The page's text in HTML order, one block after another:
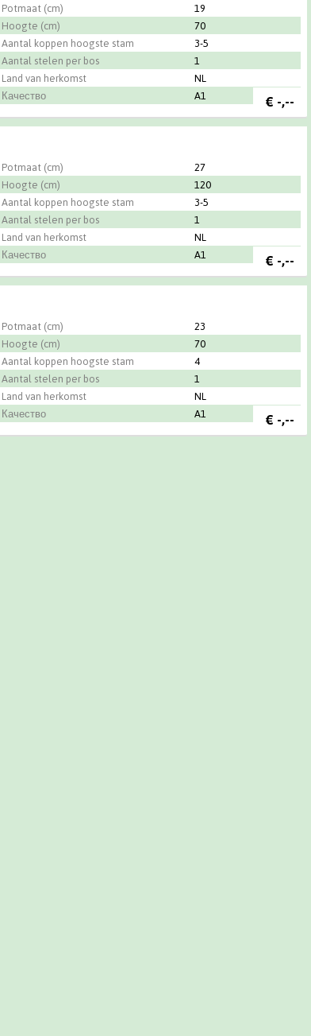
Potmaat (cm)
19
Hoogte (cm)
70
Aantal koppen hoogste stam
3-5
Aantal stelen per bos
1
Land van herkomst
NL
Качество
A1
€ -,--
Potmaat (cm)
27
Hoogte (cm)
120
Aantal koppen hoogste stam
3-5
Aantal stelen per bos
1
Land van herkomst
NL
Качество
A1
€ -,--
Potmaat (cm)
23
Hoogte (cm)
70
Aantal koppen hoogste stam
4
Aantal stelen per bos
1
Land van herkomst
NL
Качество
A1
€ -,--